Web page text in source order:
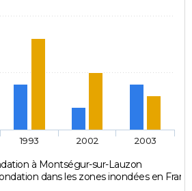
à Montségur-sur-Lauzon
dans les zones inondées en
1993 2002 2003